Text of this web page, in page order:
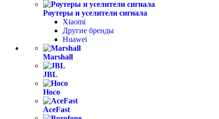
Роутеры и уселители сигнала
Xiaomi
Другие бренды
Huawei
Marshall
JBL
Hoco
AceFast